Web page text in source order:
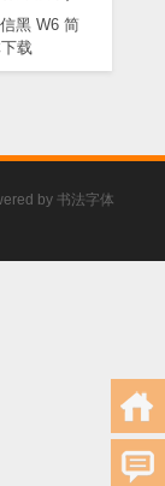
黑 W6 简
载
by 书法字体